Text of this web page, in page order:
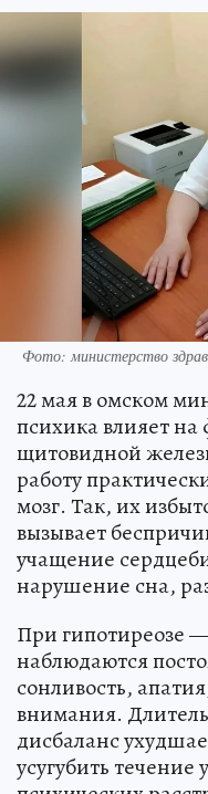
Фото: министерство
22 мая в омском
психика влияет
щитовидной
работу
мозг. Так, их
вызывает
учащение
нарушение сна,
При гипотиреозе
наблюдаются
сонливость,
внимания.
дисбаланс
усугубить